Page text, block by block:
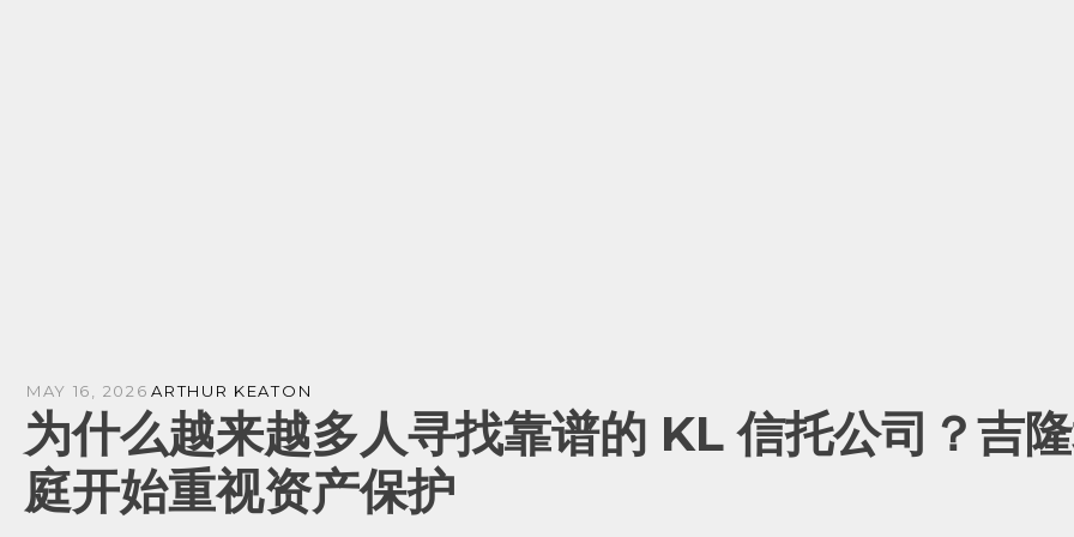
MAY 16, 2026 ARTHUR KEATON
为什么越来越多人寻找靠谱的 KL 信托公司？吉
庭开始重视资产保护